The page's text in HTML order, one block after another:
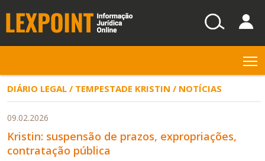
DIÁRIO LEGAL / TEMPESTADE KRISTIN / NOTÍCIAS
09.02.2026
Kristin: suspensão de prazos, expropriações,
contratação pública